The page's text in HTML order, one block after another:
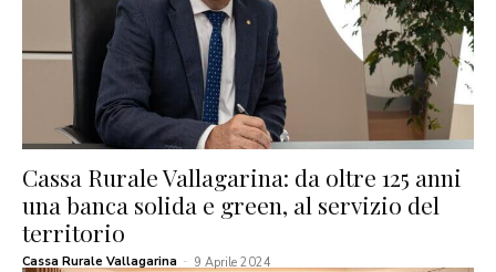
Cassa Rurale Vallagarina: da oltre 125 anni
una banca solida e green, al servizio del
territorio
Cassa Rurale Vallagarina - 9 Aprile 2024